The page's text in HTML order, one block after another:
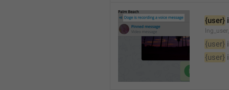
{user}
{user}
{user}